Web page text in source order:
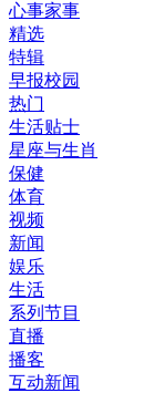
心事家事
精选
特辑
早报校园
热门
生活贴士
星座与生肖
保健
体育
视频
新闻
娱乐
生活
系列节目
直播
播客
互动新闻